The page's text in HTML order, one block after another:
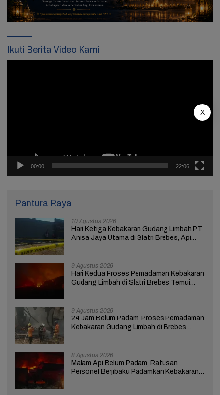
Ikuti Berita Video Kami
00:00 22:06
Pantura Raya
10 Agustus 2026
Hari Ketiga Kebakaran Gudang Limbah PT
Anisa Jaya Utama di Slatri Brebes, Api
9 Agustus 2026
Hari Kedua Proses Pemadaman Kebakaran
Gudang Limbah di Slatri Brebes Temui
9 Agustus 2026
24 Jam Belum Padam, Proses Pemadaman
Kebakaran Gudang Limbah di Brebes
8 Agustus 2026
Malam Api Belum Padam, Ratusan
Personel Berjibaku Padamkan Kebakaran
X